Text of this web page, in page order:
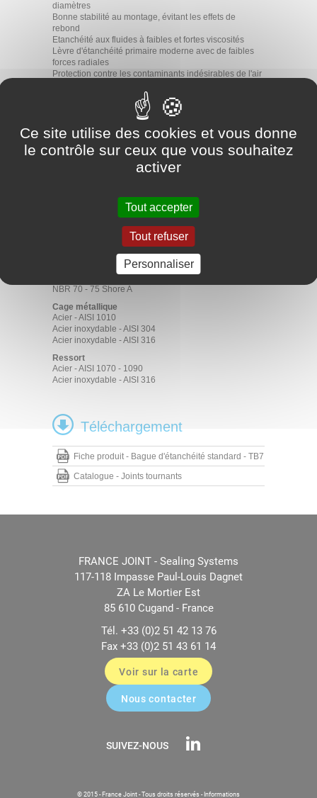
diamètres
Bonne stabilité au montage, évitant les effets de
rebond
Etanchéité aux fluides à faibles et fortes viscosités
Lèvre d'étanchéité primaire moderne avec de faibles
forces radiales
Protection contre les contaminants indésirables de l'air
Tous types d'applications rotatives
Machine-outils
Agriculture
Construction
ACM 70 - 75 Shore A
EPDM 70 - 75 Shore A
FKM 70 - 75 Shore A
NBR 70 - 75 Shore A
Cage métallique
Acier - AISI 1010
Acier inoxydable - AISI 304
Acier inoxydable - AISI 316
Ressort
Acier - AISI 1070 - 1090
Acier inoxydable - AISI 316
Téléchargement
Fiche produit - Bague d'étanchéité standard - TB7
Catalogue - Joints tournants
FRANCE JOINT - Sealing Systems
117-118 Impasse Paul-Louis Dagnet
ZA Le Mortier Est
85 610 Cugand - France
Tél. +33 (0)2 51 42 13 76
Fax +33 (0)2 51 43 61 14
Voir sur la carte
Nous contacter
SUIVEZ-NOUS
© 2015 - France Joint - Tous droits réservés - Informations
Ce site utilise des cookies et vous donne
le contrôle sur ceux que vous souhaitez
activer
Tout accepter
Tout refuser
Personnaliser